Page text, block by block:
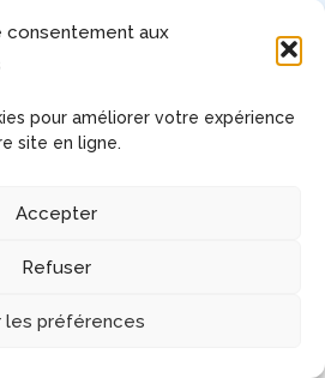
consentement aux
pour améliorer votre expérience
site en ligne.
Accepter
Refuser
les préférences